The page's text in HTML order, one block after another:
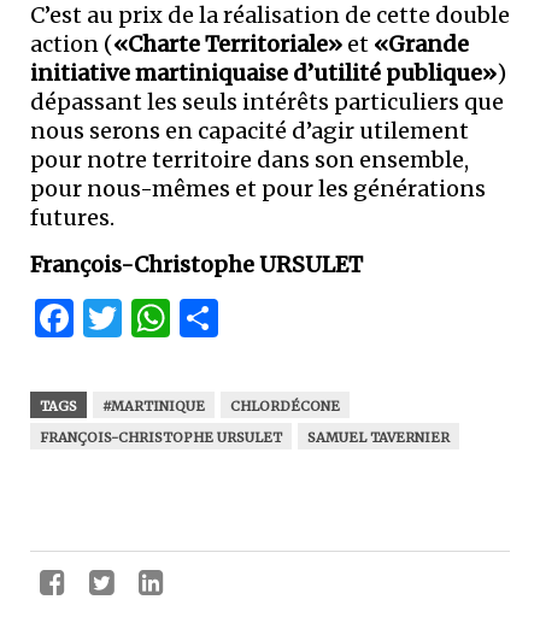
C’est au prix de la réalisation de cette double
action («Charte Territoriale» et «Grande
initiative martiniquaise d’utilité publique»)
dépassant les seuls intérêts particuliers que
nous serons en capacité d’agir utilement
pour notre territoire dans son ensemble,
pour nous-mêmes et pour les générations
futures.
François-Christophe URSULET
Facebook
Twitter
WhatsApp
TAGS #MARTINIQUE
CHLORDÉCONE
FRANÇOIS-CHRISTOPHE URSULET
SAMUEL TAVERNIER